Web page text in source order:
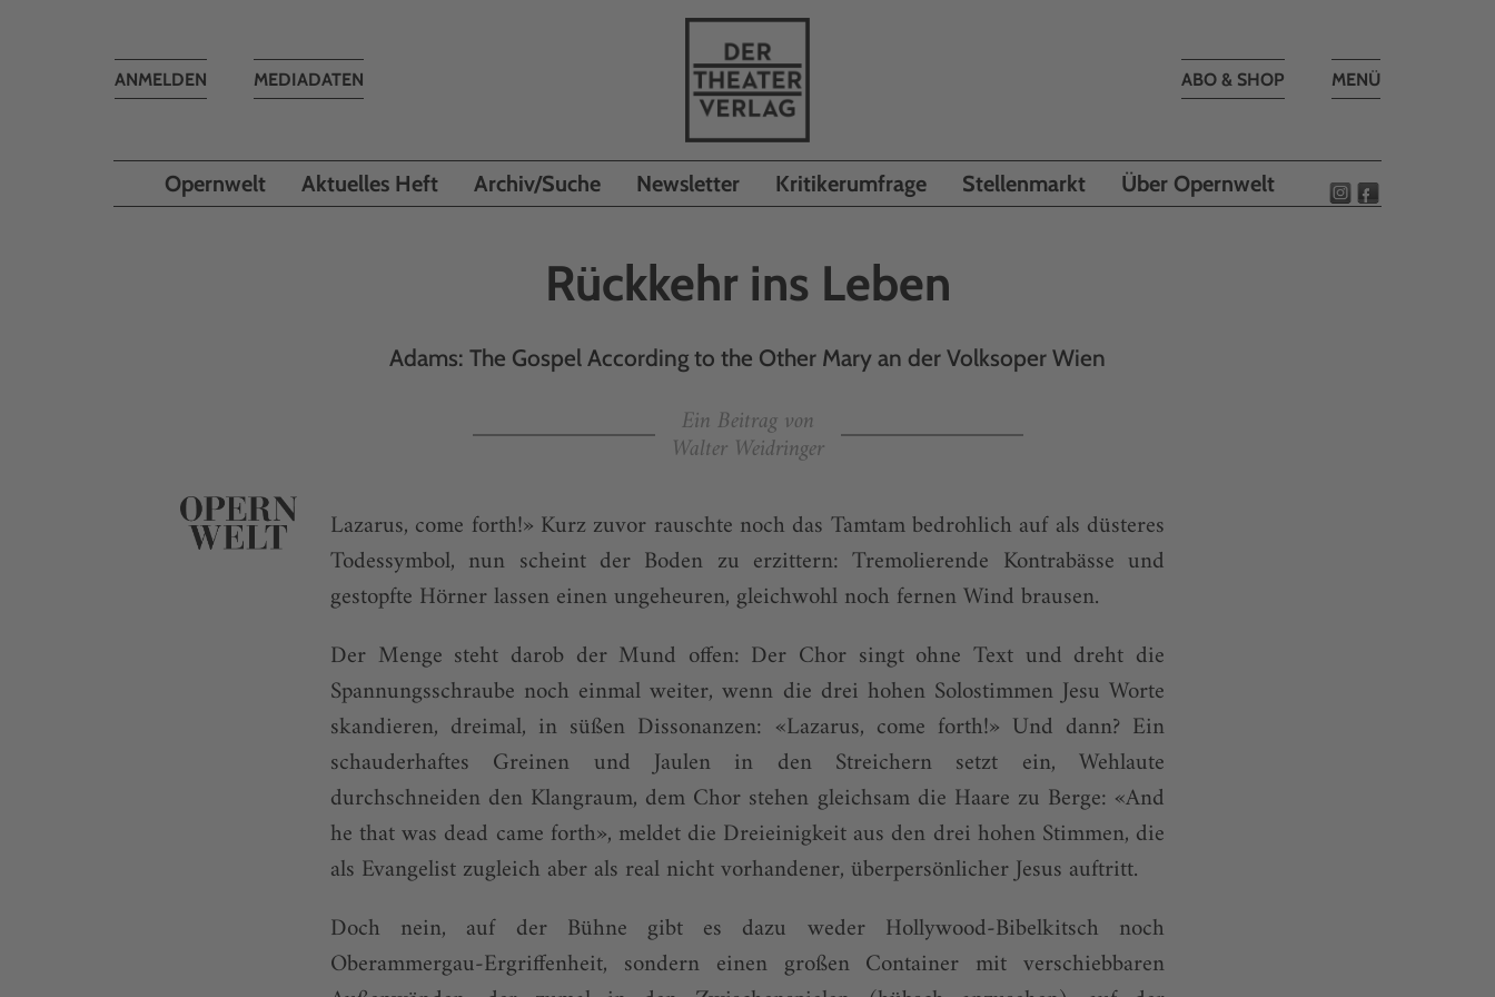
Toggle
MENÜ
ABO & SHOP
MEDIADATEN
Toggle
ANMELDEN
Opernwelt Aktuelles Heft Archiv/Suche Newsletter Kritikerumfrage Stellenmarkt Über Opernwelt
Rückkehr ins Leben
Adams: The Gospel According to the Other Mary an der Volksoper Wien
Ein Beitrag von
Walter Weidringer
Lazarus, come forth!» Kurz zuvor rauschte noch das Tamtam bedrohlich auf als düsteres
Todessymbol, nun scheint der Boden zu erzittern: Tremolierende Kontrabässe und
gestopfte Hörner lassen einen ungeheuren, gleichwohl noch fernen Wind brausen.
Der Menge steht darob der Mund offen: Der Chor singt ohne Text und dreht die
Spannungsschraube noch einmal weiter, wenn die drei hohen Solostimmen Jesu Worte
skandieren, dreimal, in süßen Dissonanzen: «Lazarus, come forth!» Und dann? Ein
schauderhaftes Greinen und Jaulen in den Streichern setzt ein, Wehlaute
durchschneiden den Klangraum, dem Chor stehen gleichsam die Haare zu Berge: «And
he that was dead came forth», meldet die Dreieinigkeit aus den drei hohen Stimmen, die
als Evangelist zugleich aber als real nicht vorhandener, überpersönlicher Jesus auftritt.
Doch nein, auf der Bühne gibt es dazu weder Hollywood-Bibelkitsch noch
Oberammergau-Ergriffenheit, sondern einen großen Container mit verschiebbaren